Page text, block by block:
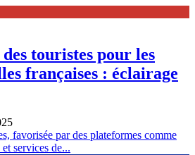
touristes pour les
françaises : éclairage
favorisée par des plateformes comme
services de...